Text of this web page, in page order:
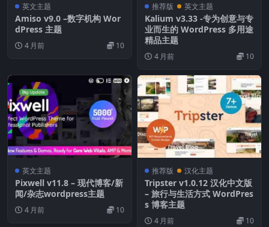
英文主题
Amiso v9.0 –数字机构 Wor
dPress 主题
4 月前 10
推荐版 英文主题
Kalium v​​3.33 -专为创意与专
业而生的 WordPress 多用途
精品主题
4 月前 10
英文主题
Pixwell v11.8 – 现代博客/新
闻/杂志wordpress主题
4 月前 10
推荐版 汉化主题
Tripster v1.0.12 汉化中文版
– 旅行与生活方式 WordPres
s 博客主题
4 月前 10